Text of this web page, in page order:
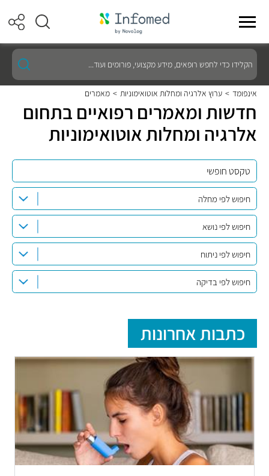
הקלידו
כדי
לחפש
רופאים,
מידע
מקצועי,
פורומים
ועוד...
אינפומד > ערוץ אלרגיה ומחלות אוטואימוניות > מאמרים
חדשות ומאמרים רפואיים בתחום
אלרגיה ומחלות אוטואימוניות
חיפוש לפי מחלה
חיפוש לפי נושא
חיפוש לפי ניתוח
חיפוש לפי בדיקה
כתבות אחרונות